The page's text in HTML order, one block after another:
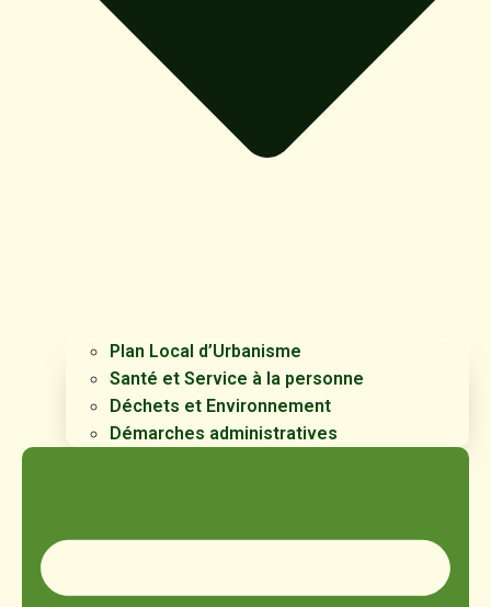
Plan Local d’Urbanisme
Santé et Service à la personne
Déchets et Environnement
Démarches administratives